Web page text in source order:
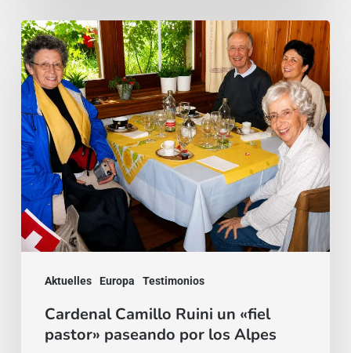
Aktuelles Europa Testimonios
Cardenal
Camillo
Ruini
un
«fiel
pastor»
paseando
por
los
Cardenal Camillo Ruini un «fiel
pastor» paseando por los Alpes